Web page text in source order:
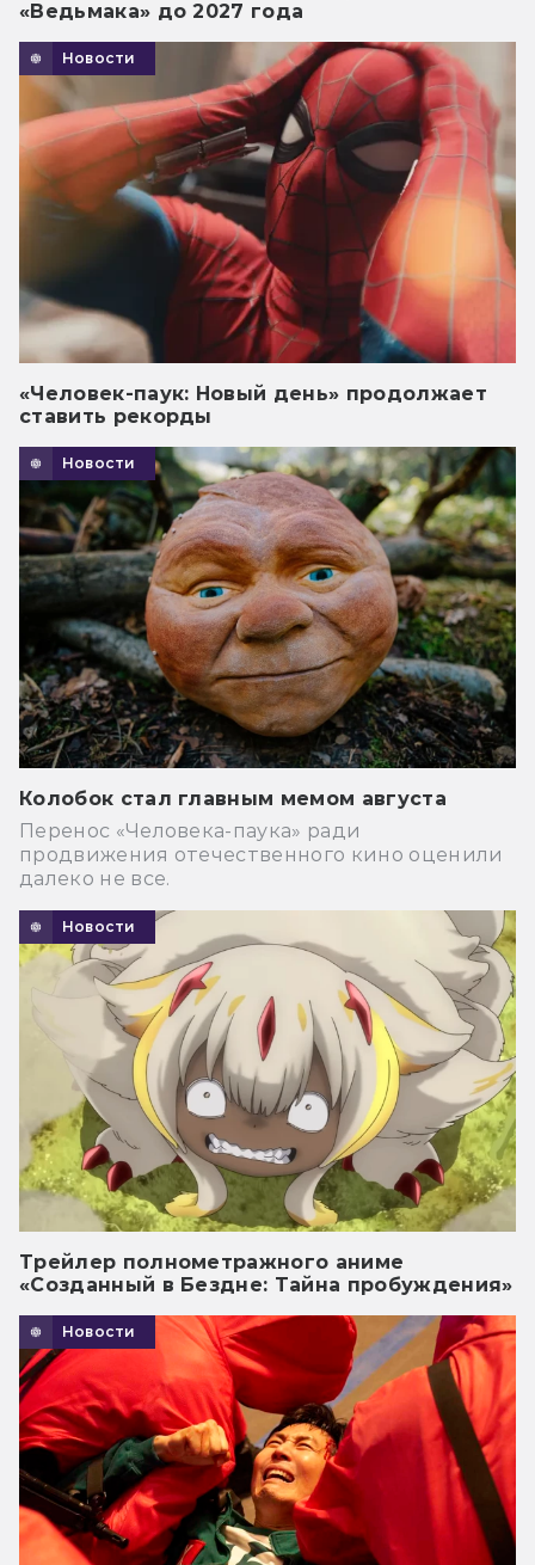
«Ведьмака» до 2027 года
Новости
«Человек-паук: Новый день» продолжает
ставить рекорды
Новости
Колобок стал главным мемом августа
Перенос «Человека-паука» ради
продвижения отечественного кино оценили
далеко не все.
Новости
Трейлер полнометражного аниме
«Созданный в Бездне: Тайна пробуждения»
Новости